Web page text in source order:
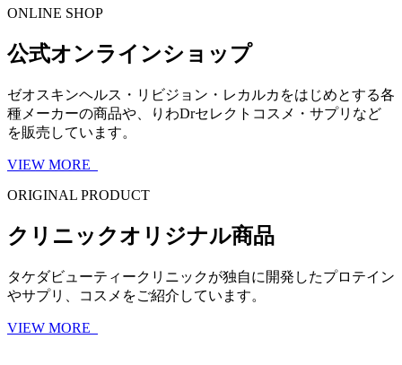
ONLINE SHOP
公式オンラインショップ
ゼオスキンヘルス・リビジョン・レカルカをはじめとする各
種メーカーの商品や、りわDrセレクトコスメ・サプリなど
を販売しています。
VIEW MORE
ORIGINAL PRODUCT
クリニックオリジナル商品
タケダビューティークリニックが独自に開発したプロテイン
やサプリ、コスメをご紹介しています。
VIEW MORE